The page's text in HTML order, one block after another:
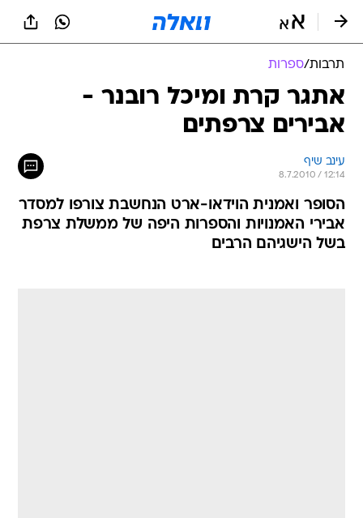
תרבות/ספרות
אתגר קרת ומיכל רובנר -
אבירים צרפתים
עינב שיף
8.7.2010 / 12:14
הסופר ואמנית הוידאו-ארט הנחשבת צורפו למסדר
אבירי האמנויות והספרות היפה של ממשלת צרפת
בשל הישגיהם הרבים